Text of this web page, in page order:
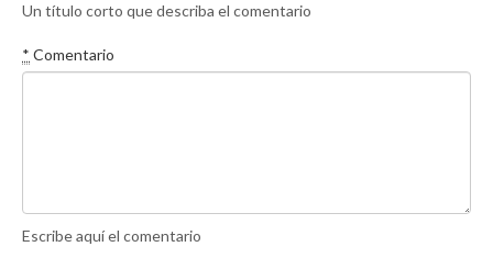
Un título corto que describa el comentario
* Comentario
Escribe aquí el comentario